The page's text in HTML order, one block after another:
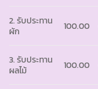
2. รับประทาน
ผัก
100.00
3. รับประทาน
ผลไม้
100.00